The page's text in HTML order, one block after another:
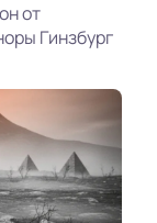
от
Гинзбург